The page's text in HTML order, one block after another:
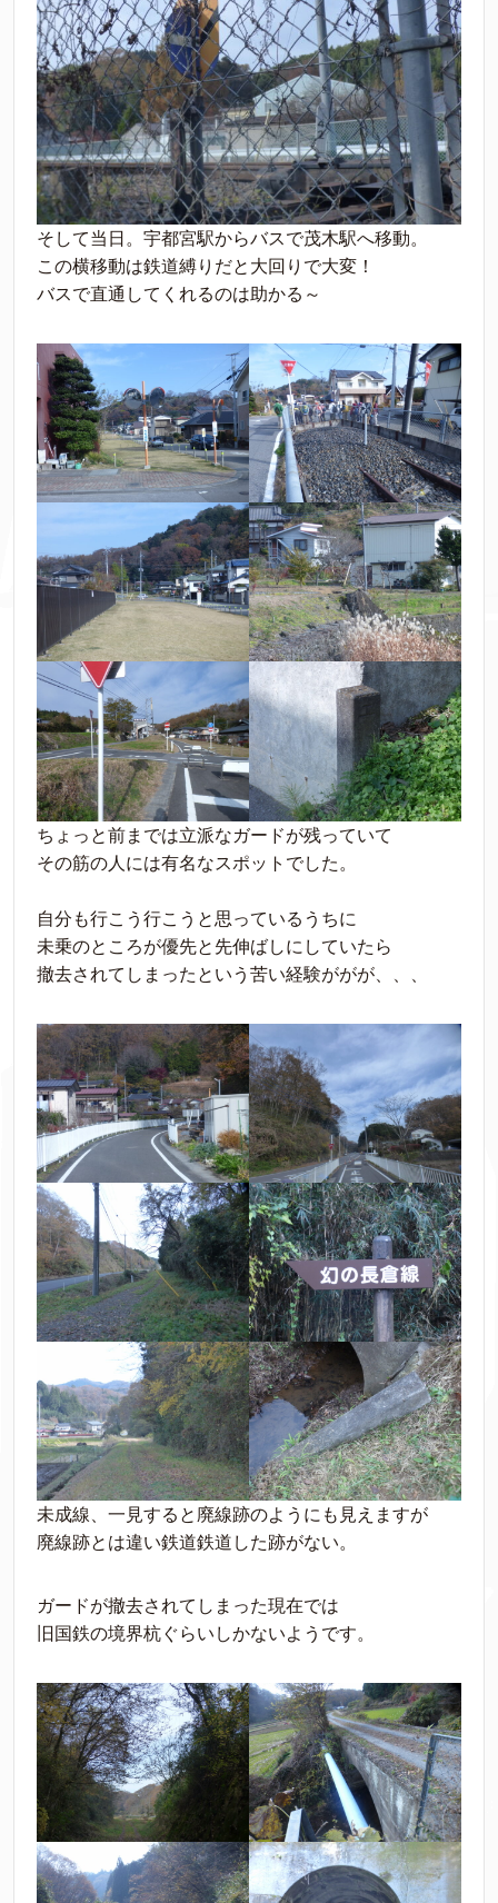
そして当日。宇都宮駅からバスで茂木駅へ移動。
この横移動は鉄道縛りだと大回りで大変！
バスで直通してくれるのは助かる～
ちょっと前までは立派なガードが残っていて
その筋の人には有名なスポットでした。
自分も行こう行こうと思っているうちに
未乗のところが優先と先伸ばしにしていたら
撤去されてしまったという苦い経験ががが、、、
未成線、一見すると廃線跡のようにも見えますが
廃線跡とは違い鉄道鉄道した跡がない。
ガードが撤去されてしまった現在では
旧国鉄の境界杭ぐらいしかないようです。